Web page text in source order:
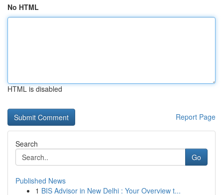
No HTML
HTML is disabled
Report Page
Search
Go
Published News
1 BIS Advisor in New Delhi : Your Overview t...